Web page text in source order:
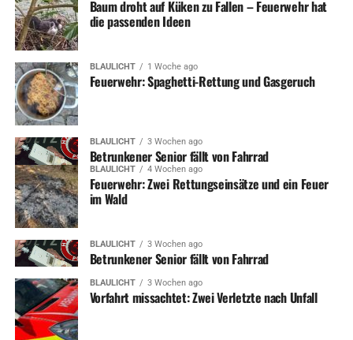
Baum droht auf Küken zu Fallen – Feuerwehr hat
die passenden Ideen
BLAULICHT 1 Woche ago
Feuerwehr: Spaghetti-Rettung und Gasgeruch
BLAULICHT 3 Wochen ago
Betrunkener Senior fällt von Fahrrad
BLAULICHT 4 Wochen ago
Feuerwehr: Zwei Rettungseinsätze und ein Feuer
im Wald
BLAULICHT 3 Wochen ago
Betrunkener Senior fällt von Fahrrad
BLAULICHT 3 Wochen ago
Vorfahrt missachtet: Zwei Verletzte nach Unfall